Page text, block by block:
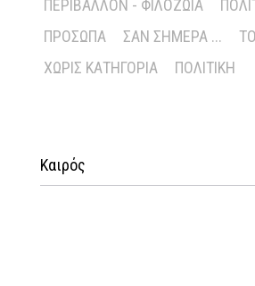
ΠΕΡΙΒΆΛΛΟΝ - ΦΙΛΟΖΩΊΑ
ΠΡΌΣΩΠΑ
ΣΑΝ ΣΉΜΕΡΑ ...
ΧΩΡΊΣ ΚΑΤΗΓΟΡΊΑ
ΠΟΛΙΤΙΚΉ
Καιρός